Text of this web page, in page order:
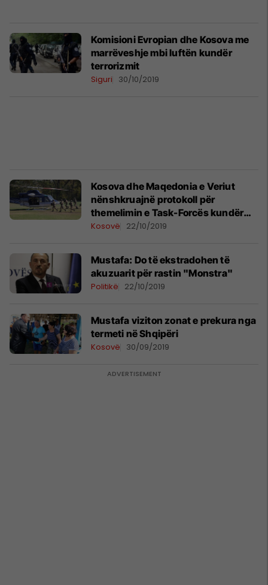
Komisioni Evropian dhe Kosova me
marrëveshje mbi luftën kundër
terrorizmit
Siguri 30/10/2019
Kosova dhe Maqedonia e Veriut
nënshkruajnë protokoll për
themelimin e Task-Forcës kundër
kërcënimeve të sigurisë
Kosovë 22/10/2019
Mustafa: Do të ekstradohen të
akuzuarit për rastin "Monstra"
Politikë 22/10/2019
Mustafa viziton zonat e prekura nga
termeti në Shqipëri
Kosovë 30/09/2019